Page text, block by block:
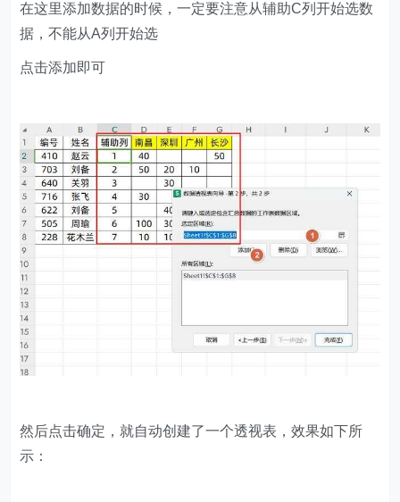
在这里添加数据的时候，一定要注意从辅助C列开始选数
据，不能从A列开始选
点击添加即可
然后点击确定，就自动创建了一个透视表，效果如下所
示：